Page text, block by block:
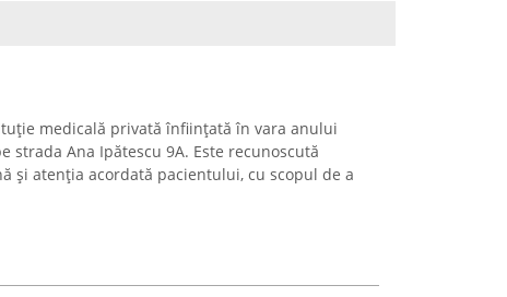
medicală privată înființată în vara anului
strada Ana Ipătescu 9A. Este recunoscută
și atenția acordată pacientului, cu scopul de a